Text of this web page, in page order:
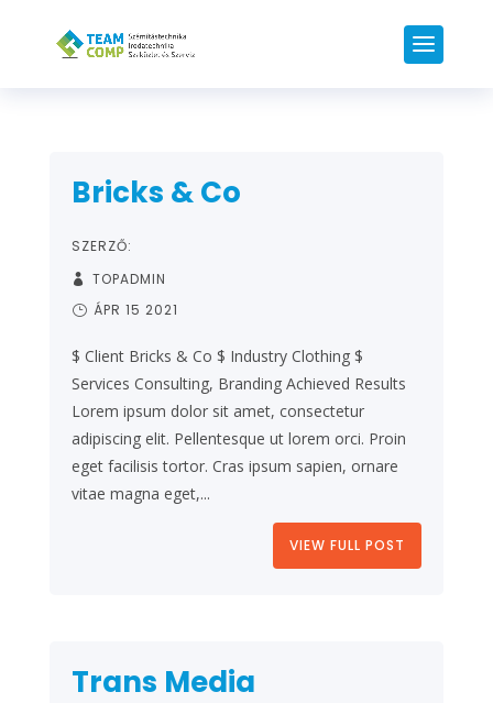
Bricks & Co
SZERZŐ:
TOPADMIN
ÁPR 15 2021
$ Client Bricks & Co $ Industry Clothing $
Services Consulting, Branding Achieved Results
Lorem ipsum dolor sit amet, consectetur
adipiscing elit. Pellentesque ut lorem orci. Proin
eget facilisis tortor. Cras ipsum sapien, ornare
vitae magna eget,...
VIEW FULL POST
Trans Media